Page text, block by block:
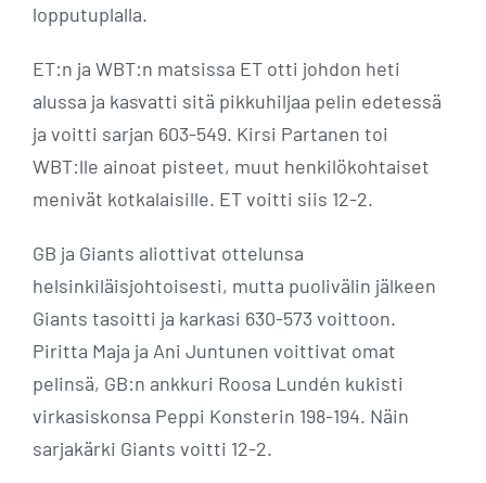
lopputuplalla.
ET:n ja WBT:n matsissa ET otti johdon heti
alussa ja kasvatti sitä pikkuhiljaa pelin edetessä
ja voitti sarjan 603-549. Kirsi Partanen toi
WBT:lle ainoat pisteet, muut henkilökohtaiset
menivät kotkalaisille. ET voitti siis 12-2.
GB ja Giants aliottivat ottelunsa
helsinkiläisjohtoisesti, mutta puolivälin jälkeen
Giants tasoitti ja karkasi 630-573 voittoon.
Piritta Maja ja Ani Juntunen voittivat omat
pelinsä, GB:n ankkuri Roosa Lundén kukisti
virkasiskonsa Peppi Konsterin 198-194. Näin
sarjakärki Giants voitti 12-2.